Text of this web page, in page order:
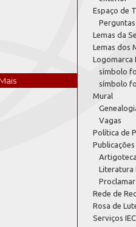
Espaço de
Lemas da
Lemas dos
Logomarca
símbolo
símbolo
Mural
Vagas
Política de
Publicações
Artigoteca
Literatura
Rede de
Rosa de
Serviços